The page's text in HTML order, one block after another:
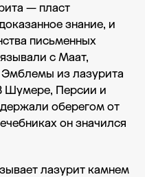
— пласт
знание, и
письменных
с Маат,
Эмблемы из лазурита
Шумере, Персии и
оберегом от
он значился
лазурит камнем